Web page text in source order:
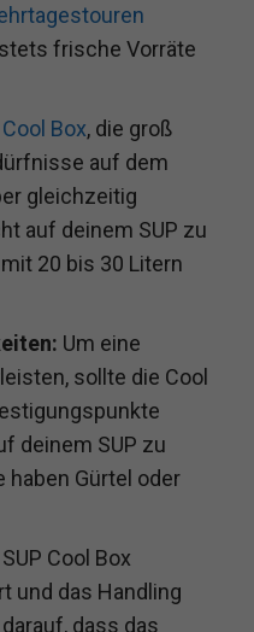
frische Vorräte
Cool Box, die groß
auf dem
gleichzeitig
auf deinem SUP zu
20 bis 30 Litern
Um eine
sollte die Cool
deinem SUP zu
haben Gürtel oder
Cool Box
und das Handling
dass das